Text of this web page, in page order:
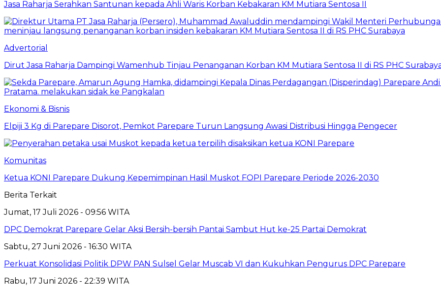
Jasa Raharja Serahkan Santunan kepada Ahli Waris Korban Kebakaran KM Mutiara Sentosa II
Advertorial
Dirut Jasa Raharja Dampingi Wamenhub Tinjau Penanganan Korban KM Mutiara Sentosa II di RS PHC
Ekonomi & Bisnis
Elpiji 3 Kg di Parepare Disorot, Pemkot Parepare Turun Langsung Awasi Distribusi Hingga Pengecer
Komunitas
Ketua KONI Parepare Dukung Kepemimpinan Hasil Muskot FOPI Parepare Periode 2026-2030
Berita Terkait
Jumat, 17 Juli 2026 - 09:56 WITA
DPC Demokrat Parepare Gelar Aksi Bersih-bersih Pantai Sambut Hut ke-25 Partai Demokrat
Sabtu, 27 Juni 2026 - 16:30 WITA
Perkuat Konsolidasi Politik DPW PAN Sulsel Gelar Muscab VI dan Kukuhkan Pengurus DPC Parepare
Rabu, 17 Juni 2026 - 22:39 WITA